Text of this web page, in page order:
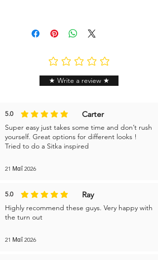
Δεν υπάρχουν ακόμη
★ Write a review ★
5.0
η μέση βαθμολογία είναι 5 από 5
Carter
Super easy just takes some time and don’t rush
yourself. Great options for different looks !
Tried to do a Sitka inspired
21 Μαΐ 2026
5.0
η μέση βαθμολογία είναι 5 από 5
Ray
Highly recommend these guys. Very happy with
the turn out
21 Μαΐ 2026